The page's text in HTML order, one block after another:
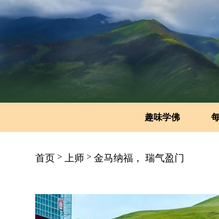
趣味学佛
首页 > 上师 > 金马纳福， 瑞气盈门